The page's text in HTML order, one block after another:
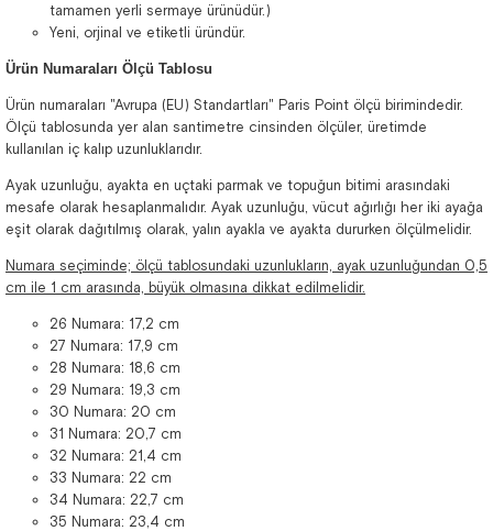
tamamen yerli sermaye ürünüdür.)
Yeni, orjinal ve etiketli üründür.
Ürün Numaraları Ölçü Tablosu
Ürün numaraları "Avrupa (EU) Standartları" Paris Point ölçü birimindedir.
Ölçü tablosunda yer alan santimetre cinsinden ölçüler, üretimde
kullanılan iç kalıp uzunluklarıdır.
Ayak uzunluğu, ayakta en uçtaki parmak ve topuğun bitimi arasındaki
mesafe olarak hesaplanmalıdır. Ayak uzunluğu, vücut ağırlığı her iki ayağa
eşit olarak dağıtılmış olarak, yalın ayakla ve ayakta dururken ölçülmelidir.
Numara seçiminde; ölçü tablosundaki uzunlukların, ayak uzunluğundan 0,5
cm ile 1 cm arasında, büyük olmasına dikkat edilmelidir.
26 Numara: 17,2 cm
27 Numara: 17,9 cm
28 Numara: 18,6 cm
29 Numara: 19,3 cm
30 Numara: 20 cm
31 Numara: 20,7 cm
32 Numara: 21,4 cm
33 Numara: 22 cm
34 Numara: 22,7 cm
35 Numara: 23,4 cm